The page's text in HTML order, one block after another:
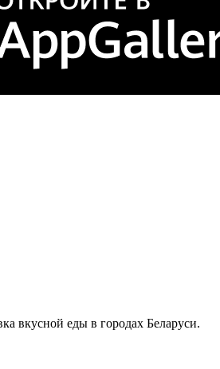
вкусной еды в городах Беларуси.